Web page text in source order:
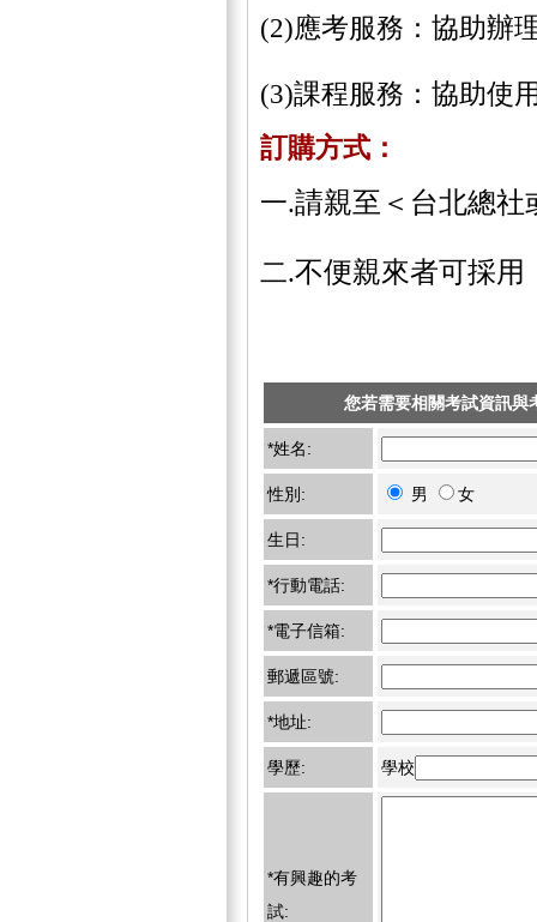
(2)應考服務：協助辦
(3)課程服務：協助使
訂購方式：
一.請親至＜台北總社
二.不便親來者可採用
您若需要相關考試資訊與
*姓名:
性別: 男 女
生日:
*行動電話:
*電子信箱:
郵遞區號:
*地址:
學歷: 學校
*有興趣的考
試: